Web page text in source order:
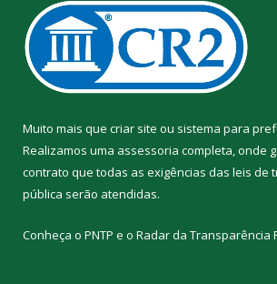
Muito mais que criar site ou sistema para
Realizamos uma assessoria completa, onde
contrato que todas as exigências das leis de
pública serão atendidas.
Conheça o PNTP e o Radar da Transparência